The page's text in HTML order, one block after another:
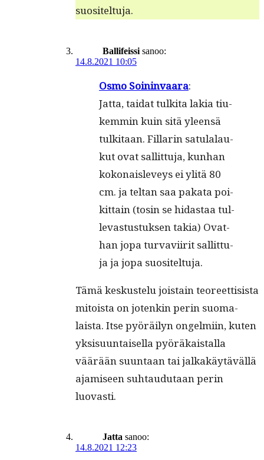
suositeltuja.
Ballifeissi sanoo:
14.8.2021 10:05
Osmo Soi­nin­vaa­ra:
Jat­ta, tai­dat tul­ki­ta lakia tiu­
kem­min kuin sitä yleen­sä
tul­ki­taan. Fil­la­rin satu­la­lau­
kut ovat sal­lit­tu­ja, kun­han
koko­nais­le­veys ei yli­tä 80
cm. ja tel­tan saa paka­ta poi­
kit­tain (tosin se hidas­taa tul­
le­vas­tus­tuk­sen takia) Ovat­
han jopa tur­va­vii­rit sal­lit­tu­
ja ja jopa suositeltuja.
Tämä keskustelu jois­tain teo­reet­ti­sista
mitoista on jotenkin perin suo­ma­
laista. Itse pyöräi­lyn ongelmi­in, kuten
yksisu­un­taisel­la pyöräkaistal­la
väärään suun­taan tai jalka­käytäväl­lä
ajamiseen suh­taudu­taan perin
luovasti.
Jatta sanoo:
14.8.2021 12:23